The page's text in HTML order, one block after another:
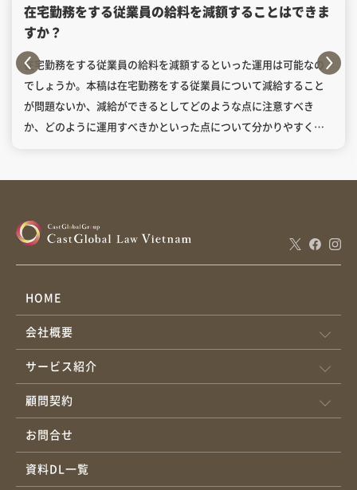
在宅勤務をする従業員の給料を減額することはできま
すか？
在宅勤務をする従業員の給料を減額するといった運用は可能なの
でしょうか。本稿は在宅勤務をする従業員について減給すること
が問題ないか、減給ができるとしてどのような点に注意すべき
か、どのように運用すべきかといった点について分かりやすく解
すれば適切に支払っていないことになり(ベトナム労働法
45/2019/QH14第94条、第95条)、行政制裁を受けたり、労働者か
b）。紛争にも繋がる可能性があります。 従業員との間で合意する
場合には、少なくとも3労働日前に通知し、合意できた場合は契約
付属書の締結または新契約の締結で変更する必要があります。合
意できなければ現契約のまま継続です（労働法第33条）。 １の合
意をしたとしても、最低賃金を下回る減額はできません。 労働法
90条1項・2項においては、「職務・職位に対する賃金＝基本給」
について最低賃金を下回ることはできないと記載があるため、基
本給自体について減給する場合には、減給後の基本給が最低賃金
を下回らないようにすることが必要です。 あくまで（手当やその
他の金銭は含まない）基本給に関する定めであるため、手当を含
HOME
会社概要
サービス紹介
顧問契約
お問合せ
資料DL一覧